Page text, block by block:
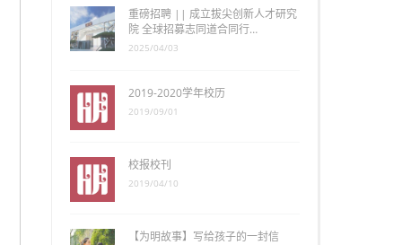
重磅招聘 || 成立拔尖创新人才研究
院 全球招募志同道合同行…
2025/04/03
2019-2020学年校历
2019/09/01
校报校刊
2019/04/10
【为明故事】写给孩子的一封信